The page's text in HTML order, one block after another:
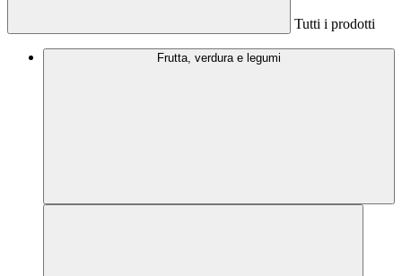
Tutti i prodotti
Frutta, verdura e legumi